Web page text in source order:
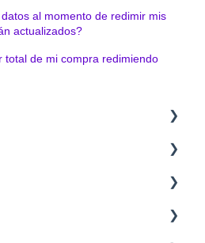
al momento de redimir mis
actualizados?
total de mi compra redimiendo
Colombia?
Colombia?